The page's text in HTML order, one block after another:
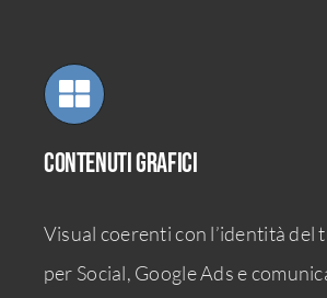
Contenuti grafici
Visual coerenti con l’identità del
per Social, Google Ads e